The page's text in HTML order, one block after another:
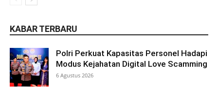
KABAR TERBARU
Polri Perkuat Kapasitas Personel Hadapi
Modus Kejahatan Digital Love Scamming
6 Agustus 2026